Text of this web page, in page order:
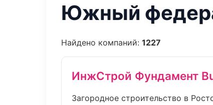
Южный
Найдено компаний: 1227
ИнжСтрой Фундамент
Загородное строительство в